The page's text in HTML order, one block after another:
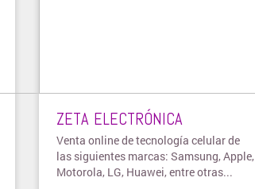
ZETA ELECTRÓNICA
Venta online de tecnología celular de
las siguientes marcas: Samsung, Apple,
Motorola, LG, Huawei, entre otras...